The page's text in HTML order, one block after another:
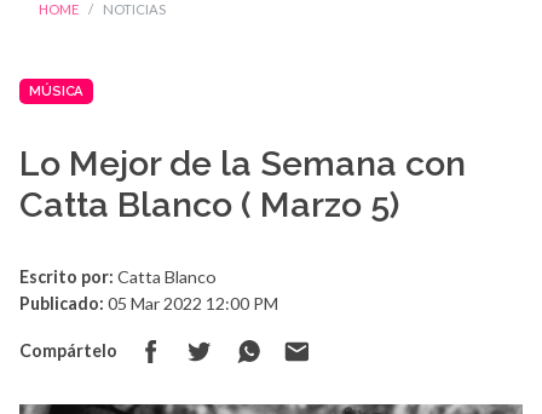
HOME NOTICIAS
MÚSICA
Lo Mejor de la Semana con
Catta Blanco ( Marzo 5)
Escrito por: Catta Blanco
Publicado: 05 Mar 2022 12:00 PM
Compártelo